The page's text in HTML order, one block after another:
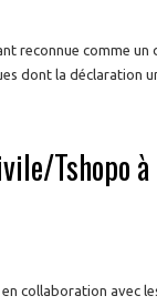
reconnue comme un
dont la déclaration
Tshopo à
collaboration avec